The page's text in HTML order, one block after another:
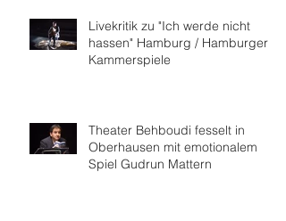
Livekritik zu "Ich werde nicht
hassen" Hamburg / Hamburger
Kammerspiele
Theater Behboudi fesselt in
Oberhausen mit emotionalem
Spiel Gudrun Mattern